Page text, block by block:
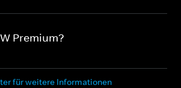
Premium?
für weitere Informationen